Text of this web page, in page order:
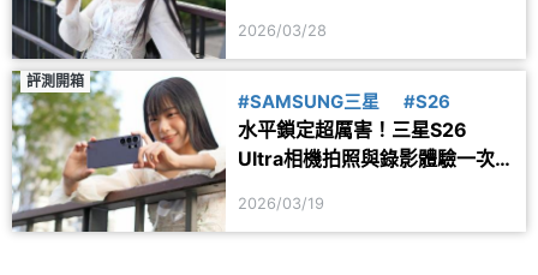
2026/03/28
評測開箱
#SAMSUNG三星 #S26
水平鎖定超厲害！三星S26
Ultra相機拍照與錄影體驗一次
2026/03/19